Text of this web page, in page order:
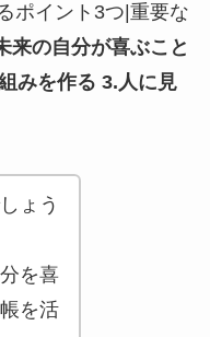
ポイント3つ|重要な
来の自分が喜ぶこと
みを作る 3.人に見
ょう
を喜
を活